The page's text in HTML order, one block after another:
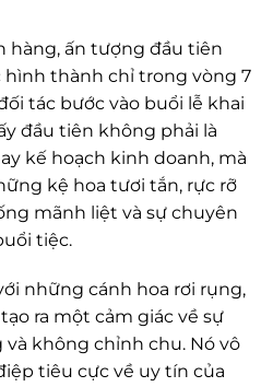
hàng, ấn tượng đầu tiên
hình thành chỉ trong vòng 7
tác bước vào buổi lễ khai
đầu tiên không phải là
kế hoạch kinh doanh, mà
kệ hoa tươi tắn, rực rỡ
mãnh liệt và sự chuyên
tiệc.
những cánh hoa rơi rụng,
ra một cảm giác về sự
không chỉnh chu. Nó vô
tiêu cực về uy tín của